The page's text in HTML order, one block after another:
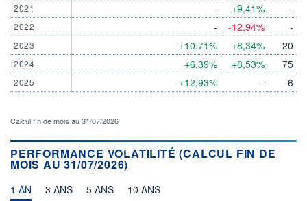
03/12 07/04 05/08
CATÉGORIE MORNINGSTAR
Allocation EUR Modérée -
International
TARIFS PRIVILÉGIÉS
ÉLIGIBILITÉ
PEA PEA-PME BOURSOVIE LUX
BOURSOVIE
Non éligible Boursobank
2021
2022
2023
2024
2025
-
-
+10,71%
+6,39%
+12,93%
+9,41%
-12,94%
+8,34%
+8,53%
-
-
-
20
75
6
Calcul fin de mois au 31/07/2026
PERFORMANCE VOLATILITÉ (CALCUL FIN DE
MOIS AU 31/07/2026)
1 AN 3 ANS 5 ANS 10 ANS